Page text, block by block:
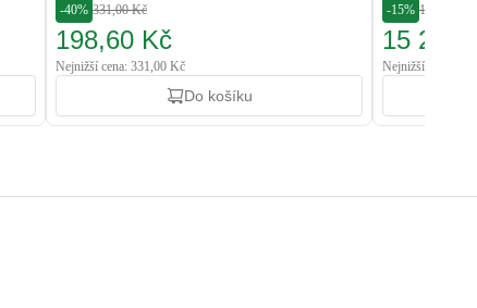
-40% 331,00 Kč
198,60 Kč
Nejnižší cena: 331,00 Kč
Do košíku
-15% 17 900,00
15
Nejnižší cena: 17